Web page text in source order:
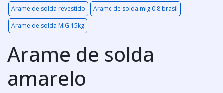
Arame de solda revestido
Arame de solda mig 0.8 brasil
Arame de solda MIG 15kg
Arame de solda
amarelo